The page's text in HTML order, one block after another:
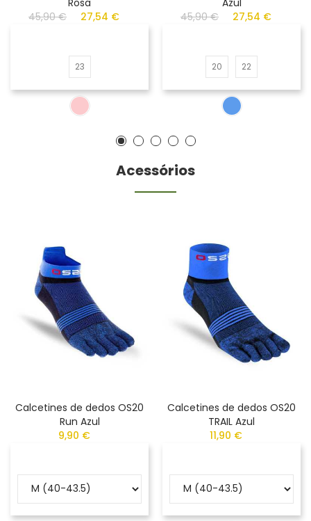
45,90 €
27,54 €
23
45,90 €
27,54 €
20 22
Acessórios
Calcetines de dedos OS20
Run Azul
9,90 €
Calcetines de dedos OS20
TRAIL Azul
11,90 €